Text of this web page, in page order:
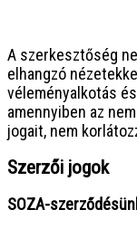
A szerkesztőség
elhangzó
véleményalkotás
amennyiben az
jogait, nem
Szerzői jogok
SOZA-